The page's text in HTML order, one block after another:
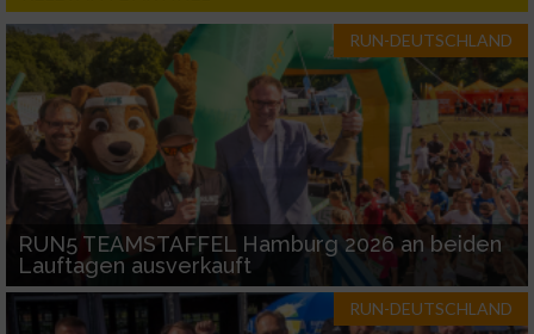
RUN-DEUTSCHLAND
RUN5 TEAMSTAFFEL Hamburg 2026 an beiden
Lauftagen ausverkauft
RUN-DEUTSCHLAND
Werbung